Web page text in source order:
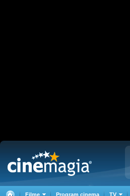
Filme Program cinema TV